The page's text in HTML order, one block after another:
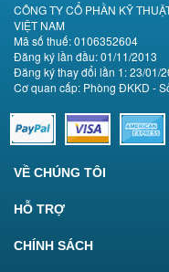
CÔNG TY CỔ PHẦN KỸ
VIỆT NAM
Mã số thuế: 0106352604
Đăng ký lần đầu: 01/11/2013
Đăng ký thay đổi lần 1: 23/01/
Cơ quan cấp: Phòng ĐKKD -
VỀ CHÚNG TÔI
HỖ TRỢ
CHÍNH SÁCH